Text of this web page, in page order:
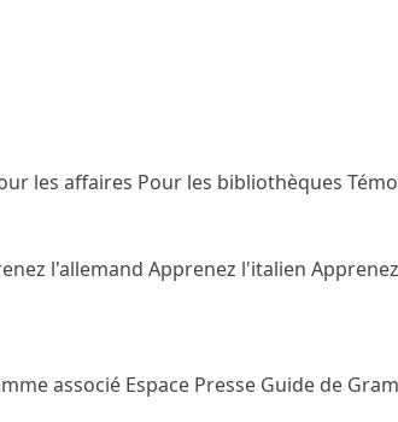
les affaires Pour les bibliothèques
l'allemand Apprenez l'italien
associé Espace Presse Guide de